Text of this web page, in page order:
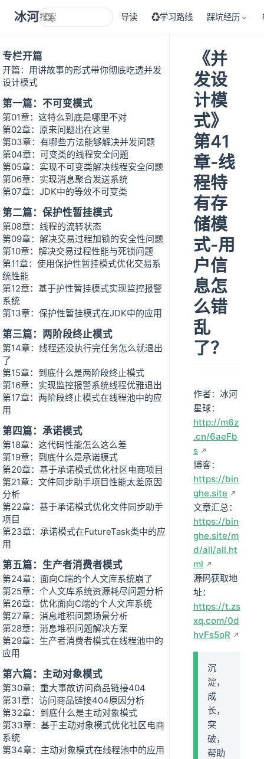
冰河技术 导读 ♻学习路线 踩坑经历
专栏开篇
开篇：用讲故事的形式带你彻底吃透并发
设计模式
第一篇：不可变模式
第01章：这特么到底是哪里不对
第02章：原来问题出在这里
第03章：有哪些方法能够解决并发问题
第04章：可变类的线程安全问题
第05章：实现不可变类解决线程安全问题
第06章：实现消息聚合发送系统
第07章：JDK中的等效不可变类
第二篇：保护性暂挂模式
第08章：线程的流转状态
第09章：解决交易过程加锁的安全性问题
第10章：解决交易过程性能与死锁问题
第11章：使用保护性暂挂模式优化交易系
统性能
第12章：基于护性暂挂模式实现监控报警
系统
第13章：保护性暂挂模式在JDK中的应用
第三篇：两阶段终止模式
第14章：线程还没执行完任务怎么就退出
了
第15章：到底什么是两阶段终止模式
第16章：实现监控报警系统线程优雅退出
第17章：两阶段终止模式在线程池中的应
用
第四篇：承诺模式
第18章：这代码性能怎么这么差
第19章：到底什么是承诺模式
第20章：基于承诺模式优化社区电商项目
第21章：文件同步助手项目性能太差原因
分析
第22章：基于承诺模式优化文件同步助手
项目
第23章：承诺模式在FutureTask类中的应
用
第五篇：生产者消费者模式
第24章：面向C端的个人文库系统崩了
第25章：个人文库系统资源耗尽问题分析
第26章：优化面向C端的个人文库系统
第27章：消息堆积问题场景分析
第28章：消息堆积问题解决方案
第29章：生产者消费者模式在线程池中的
应用
第六篇：主动对象模式
第30章：重大事故访问商品链接404
第31章：访问商品链接404原因分析
第32章：到底什么是主动对象模式
第33章：基于主动对象模式优化社区电商
系统
第34章：主动对象模式在线程池中的应用
《并
发设
计模
式》
第41
章-线
程特
有存
储模
式-用
户信
息怎
么错
乱
了？
作者：冰河
星球：
http://m6z
.cn/6aeFb
s
博客：
https://bin
ghe.site
文章汇总：
https://bin
ghe.site/m
d/all/all.ht
ml
源码获取地
址：
https://t.zs
xq.com/0d
hvFs5oR
沉
淀，
成
长，
突
破，
帮助